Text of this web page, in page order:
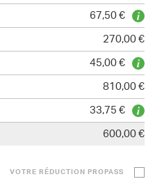
67,50 €
270,00 €
45,00 €
810,00 €
33,75 €
600,00 €
VOTRE RÉDUCTION PROPASS